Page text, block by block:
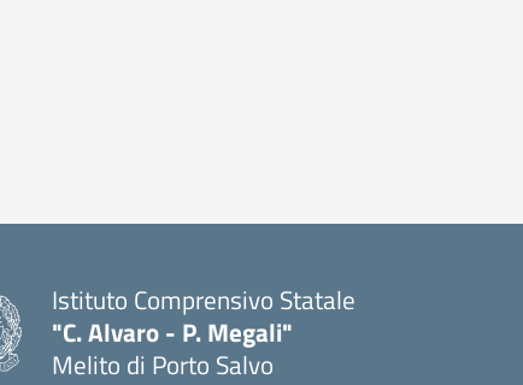
Istituto Comprensivo Statale
"C. Alvaro - P. Megali"
Melito di Porto Salvo